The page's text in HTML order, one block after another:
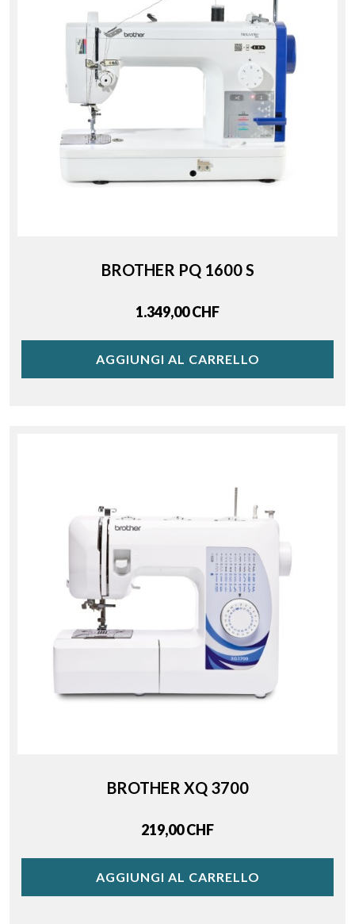
BROTHER PQ 1600 S
Price
1.349,00 CHF
AGGIUNGI AL CARRELLO
BROTHER XQ 3700
Price
219,00 CHF
AGGIUNGI AL CARRELLO